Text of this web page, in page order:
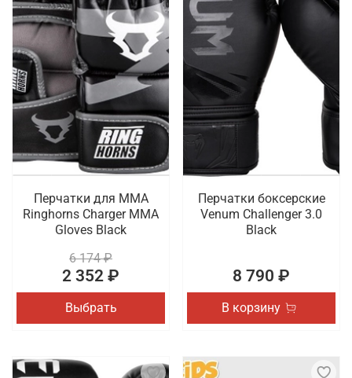
Перчатки для ММА
Ringhorns Charger MMA
Gloves Black
6 174 ₽
2 352 ₽
Выбрать
Перчатки боксерские
Venum Challenger 3.0
Black
8 790 ₽
В корзину